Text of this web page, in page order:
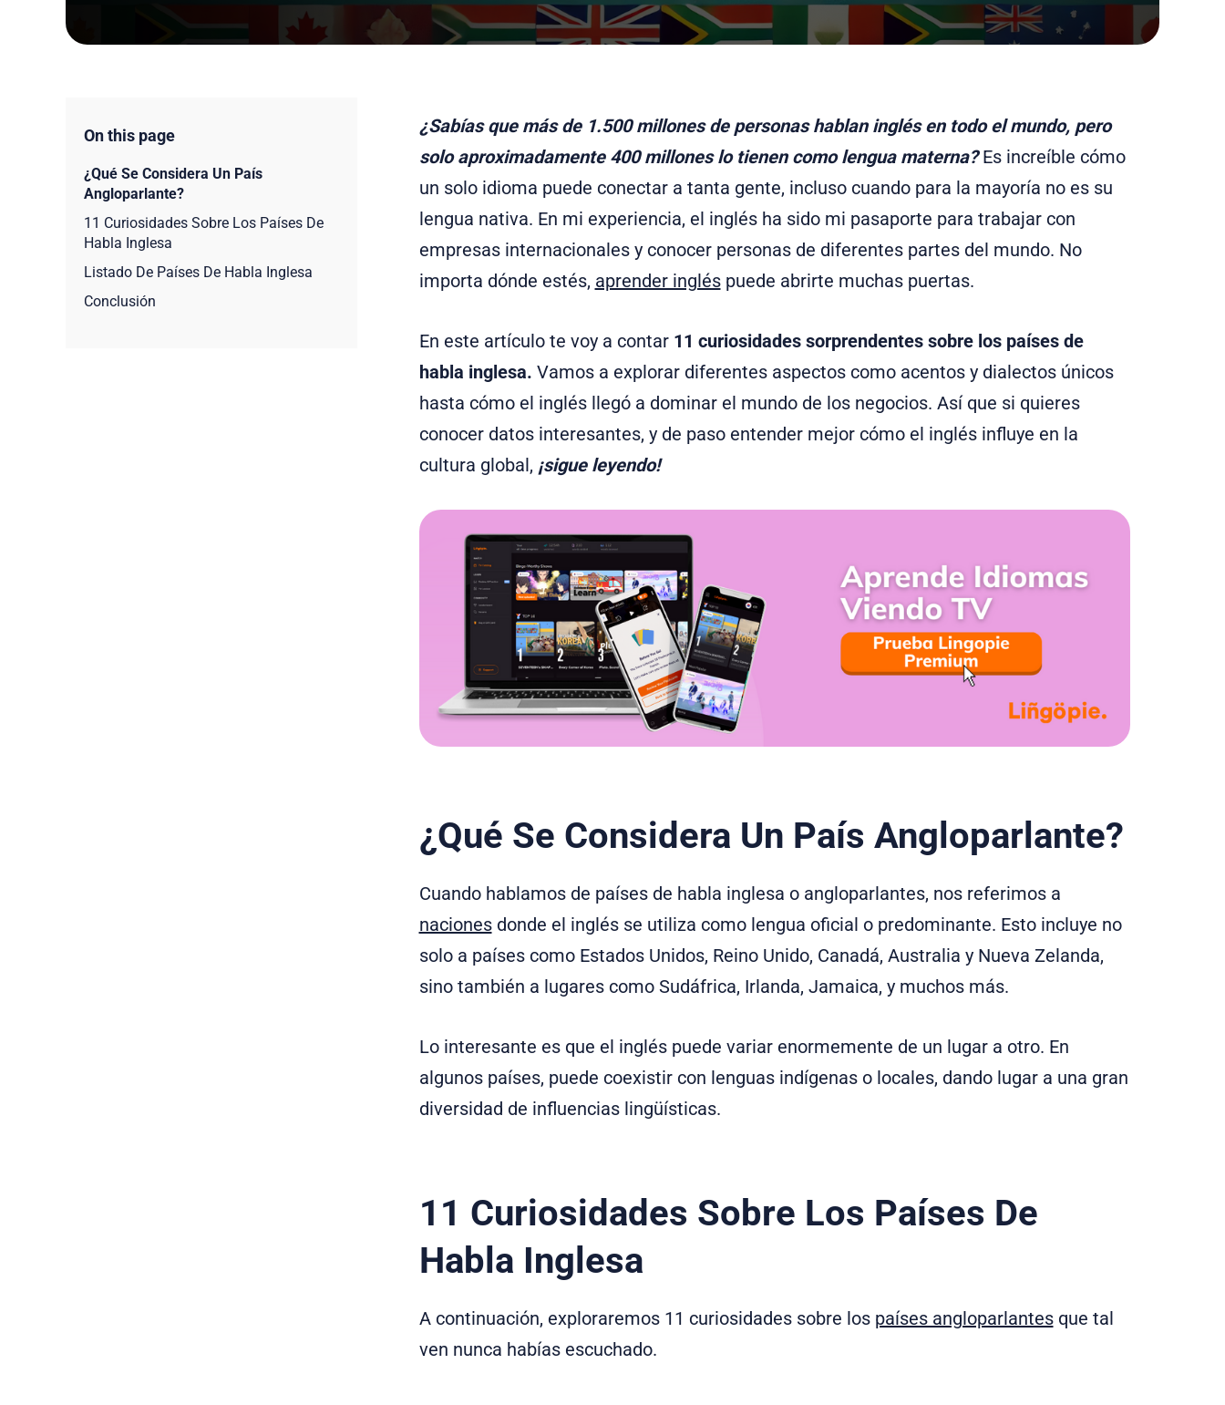
On this page
¿Qué Se Considera Un País
Angloparlante?
11 Curiosidades Sobre Los Países De
Habla Inglesa
Listado De Países De Habla Inglesa
Conclusión
¿Sabías que más de 1.500 millones de personas hablan inglés en todo el mundo, pero
solo aproximadamente 400 millones lo tienen como lengua materna?Es increíble cómo
un solo idioma puede conectar a tanta gente, incluso cuando para la mayoría no es su
lengua nativa. En mi experiencia, el inglés ha sido mi pasaporte para trabajar con
empresas internacionales y conocer personas de diferentes partes del mundo. No
importa dónde estés, aprender ingléspuede abrirte muchas puertas.
En este artículo te voy a contar 11 curiosidades sorprendentes sobre los países de
habla inglesa. Vamos a explorar diferentes aspectos como acentos y dialectos únicos
hasta cómo el inglés llegó a dominar el mundo de los negocios. Así que si quieres
conocer datos interesantes, y de paso entender mejor cómo el inglés influye en la
cultura global, ¡sigue leyendo!
¿Qué Se Considera Un País Angloparlante?
Cuando hablamos de países de habla inglesa o angloparlantes, nos referimos a
nacionesdonde el inglés se utiliza como lengua oficial o predominante. Esto incluye no
solo a países como Estados Unidos, Reino Unido, Canadá, Australia y Nueva Zelanda,
sino también a lugares como Sudáfrica, Irlanda, Jamaica, y muchos más.
Lo interesante es que el inglés puede variar enormemente de un lugar a otro. En
algunos países, puede coexistir con lenguas indígenas o locales, dando lugar a una gran
diversidad de influencias lingüísticas.
11 Curiosidades Sobre Los Países De
Habla Inglesa
A continuación, exploraremos 11 curiosidades sobre los países angloparlantesque tal
ven nunca habías escuchado.